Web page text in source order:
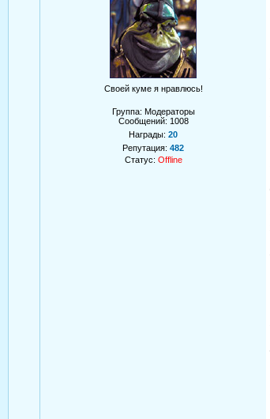
Своей куме я нравлюсь!
Группа: Модераторы
Сообщений: 1008
Награды: 20
Репутация: 482
Статус: Offline